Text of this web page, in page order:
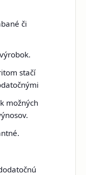
či
stačí
možných